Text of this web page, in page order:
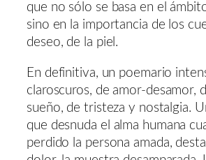
que no sólo se basa en el
sino en la importancia de los
deseo, de la piel.
En definitiva, un poemario
claroscuros, de amor-desamor,
sueño, de tristeza y nostalgia.
que desnuda el alma humana
perdido la persona amada,